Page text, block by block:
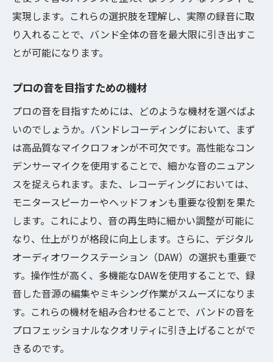
実現します。これらの選択肢を理解し、実際の録音に取
り入れることで、バンド全体の音を最大限に引き出すこ
とが可能になります。
プロの音を目指すための機材
プロの音を目指すためには、どのような機材を選べばよ
いのでしょうか。バンドレコーディングにおいて、まず
は高品質なマイクロフォンが不可欠です。高性能なコン
デンサーマイクを使用することで、細かな音のニュアン
スを捉えられます。また、レコーディングにおいては、
モニタースピーカーやヘッドフォンも重要な役割を果た
します。これにより、音の再生時に細かい調整が可能に
なり、仕上がりが格段に向上します。さらに、デジタル
オーディオワークステーション（DAW）の選択も重要で
す。操作性が高く、多機能なDAWを使用することで、録
音した音源の編集やミキシング作業がスムーズになりま
す。これらの機材を組み合わせることで、バンドの音を
プロフェッショナルなクオリティに引き上げることがで
きるのです。